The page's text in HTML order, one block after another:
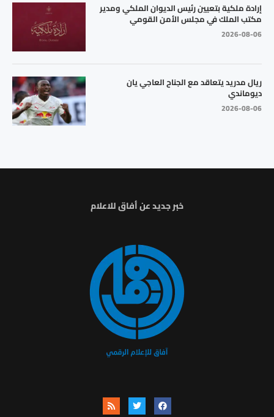
إرادة ملكية بتعيين رئيس الديوان الملكي ومدير
مكتب الملك في مجلس الأمن القومي
2026-08-06
ريال مدريد يتعاقد مع الجناح العاجي يان
ديوماندي
2026-08-06
خبر جديد عن أفاق للاعلام